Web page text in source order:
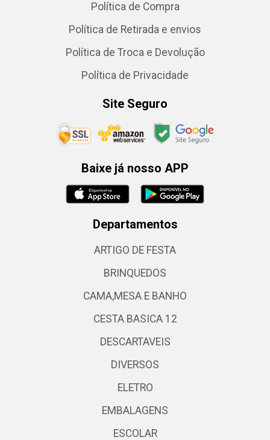
Política de Compra
Política de Retirada e envios
Política de Troca e Devolução
Política de Privacidade
Site Seguro
Baixe já nosso APP
Departamentos
ARTIGO DE FESTA
BRINQUEDOS
CAMA,MESA E BANHO
CESTA BASICA 12
DESCARTAVEIS
DIVERSOS
ELETRO
EMBALAGENS
ESCOLAR